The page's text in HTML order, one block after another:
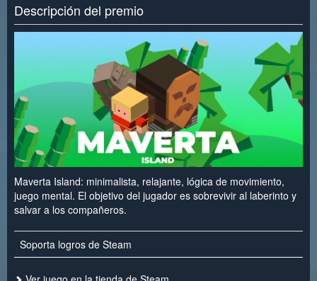
Descripción del premio
Maverta Island: minimalista, relajante, lógica de movimiento,
juego mental. El objetivo del jugador es sobrevivir al laberinto y
salvar a los compañeros.
Soporta logros de Steam